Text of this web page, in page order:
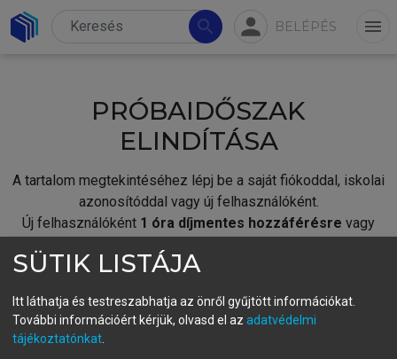
search person BELÉPÉS menu
PRÓBAIDŐSZAK
ELINDÍTÁSA
A tartalom megtekintéséhez lépj be a saját fiókoddal, iskolai
azonosítóddal vagy új felhasználóként.
Új felhasználóként 1 óra díjmentes hozzáférésre vagy
fiókoddal,vagy hozz létre új fiókot.
A regisztráció után apróbaidőszakautomatikusan
SÜTIK LISTÁJA
Itt láthatja és testreszabhatja az önről gyűjtött információkat.
További információért kérjük, olvasd el az adatvédelmi
tájékoztatónkat